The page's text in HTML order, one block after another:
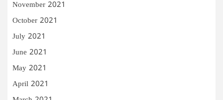
November 2021
October 2021
July 2021
June 2021
May 2021
April 2021